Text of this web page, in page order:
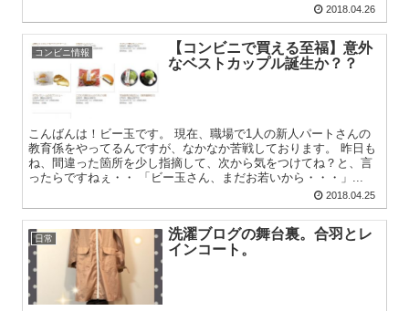
2018.04.26
コンビニ情報
【コンビニで買える至福】意外
なベストカップル誕生か？？
こんばんは！ビー玉です。 現在、職場で1人の新人パートさんの
教育係をやってるんですが、なかなか苦戦しております。 昨日も
ね、間違った箇所を少し指摘して、次から気をつけてね？と、言
ったらですねぇ・・ 「ビー玉さん、まだお若いから・・・」...
2018.04.25
日常
洗濯ブログの舞台裏。合羽とレ
インコート。